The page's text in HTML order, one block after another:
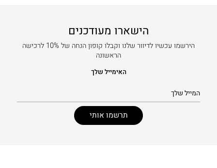
הישארו מעודכנים
הירשמו עכשיו לדיוור שלנו וקבלו קופון הנחה של 10% לרכישה
הראשונה
האימייל שלך